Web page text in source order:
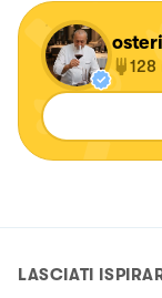
128
LASCIATI